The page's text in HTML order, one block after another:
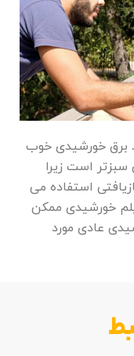
برق خورشیدی خوب
است زیرا
استفاده می
خورشیدی ممکن
عادی مورد